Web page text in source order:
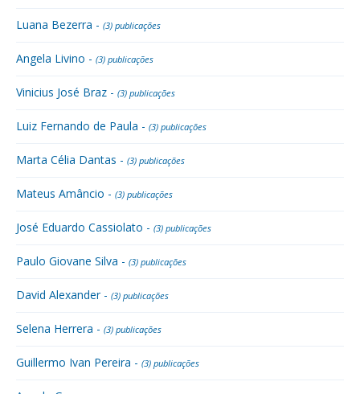
Luana Bezerra - (3) publicações
Angela Livino - (3) publicações
Vinicius José Braz - (3) publicações
Luiz Fernando de Paula - (3) publicações
Marta Célia Dantas - (3) publicações
Mateus Amâncio - (3) publicações
José Eduardo Cassiolato - (3) publicações
Paulo Giovane Silva - (3) publicações
David Alexander - (3) publicações
Selena Herrera - (3) publicações
Guillermo Ivan Pereira - (3) publicações